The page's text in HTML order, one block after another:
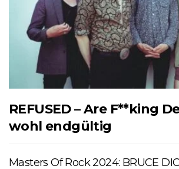
REFUSED – Are F**king
wohl endgültig
Masters Of Rock 2024: BRUCE